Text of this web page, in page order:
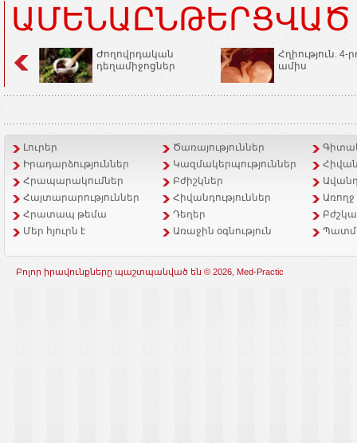
Ժողովրդական
դեղամիջոցներ
Հղիություն. 4-
ամիս
Լուրեր Ծառայություններ
Իրադարձություններ
Կազմակերպություններ
Հրապարակումներ
Բժիշկներ
Հայտարարություններ
Հիվանդություններ
Հրատապ թեմա
Դեղեր
Մեր հյուրն է
Առաջին օգնություն
Բոլոր իրավունքները պաշտպանված են © 2026, Med-Practic